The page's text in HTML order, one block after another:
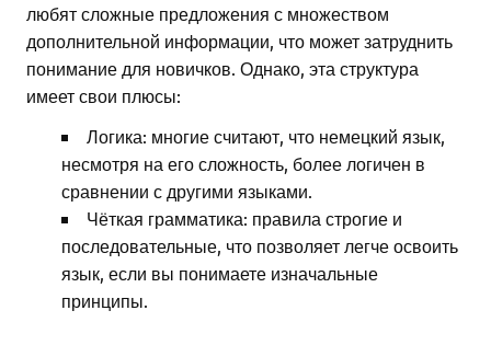
любят сложные предложения с множеством
дополнительной информации, что может затруднить
понимание для новичков. Однако, эта структура
имеет свои плюсы:
Логика: многие считают, что немецкий язык,
несмотря на его сложность, более логичен в
сравнении с другими языками.
Чёткая грамматика: правила строгие и
последовательные, что позволяет легче освоить
язык, если вы понимаете изначальные
принципы.